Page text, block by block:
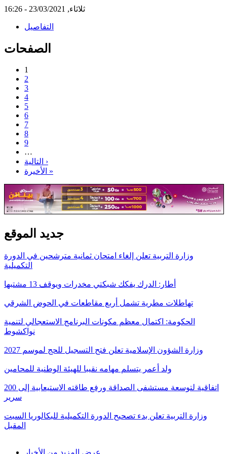
ثلاثاء, 23/03/2021 - 16:26
التفاصيل
الصفحات
1
2
3
4
5
6
7
8
9
…
التالية ›
الأخيرة »
جديد الموقع
وزارة التربية تعلن إلغاء امتحان ثمانية مترشحين في الدورة
التكميلية
أطار: الدرك يفكك شبكتي مخدرات ويوقف 13 مشتبها
تهاطلات مطرية تشمل أربع مقاطعات في الحوض الشرقي
الحكومة: اكتمال معظم مكونات البرنامج الاستعجالي لتنمية
نواكشوط
وزارة الشؤون الإسلامية تعلن فتح التسجيل للحج لموسم 2027
ولد أعمر يتسلم مهامه نقيبا للهيئة الوطنية للمحامين
اتفاقية لتوسعة مستشفى الصداقة ورفع طاقته الاستيعابية إلى 200
سرير
وزارة التربية تعلن بدء تصحيح الدورة التكميلية للبكالوريا السبت
المقبل